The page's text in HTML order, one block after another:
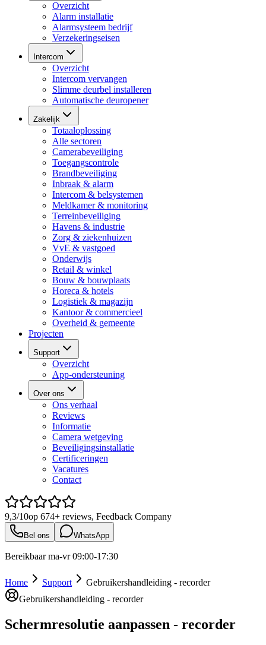
Overzicht
Alarm installatie
Alarmsysteem bedrijf
Verzekeringseisen
Intercom
Overzicht
Intercom vervangen
Slimme deurbel installeren
Automatische deuropener
Zakelijk
Totaaloplossing
Alle sectoren
Camerabeveiliging
Toegangscontrole
Brandbeveiliging
Inbraak & alarm
Intercom & belsystemen
Meldkamer & monitoring
Terreinbeveiliging
Havens & industrie
Zorg & ziekenhuizen
VvE & vastgoed
Onderwijs
Retail & winkel
Bouw & bouwplaats
Horeca & hotels
Logistiek & magazijn
Kantoor & commercieel
Overheid & gemeente
Projecten
Support
Overzicht
App-ondersteuning
Over ons
Ons verhaal
Reviews
Informatie
Camera wetgeving
Beveiligingsinstallatie
Certificeringen
Vacatures
Contact
9,3/10op 674+ reviews, Feedback Company
Bel ons WhatsApp
Bereikbaar ma-vr 09:00-17:30
Home Support
Gebruikershandleiding - recorder
Gebruikershandleiding - recorder
Schermresolutie aanpassen - recorder